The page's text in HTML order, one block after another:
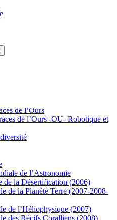
de l’Ours
de l’Ours -OU- Robotique et
de l’Astronomie
de la Désertification (2006)
de la Planète Terre (2007-2008-
de l’Héliophysique (2007)
des Récifs Coralliens (2008)